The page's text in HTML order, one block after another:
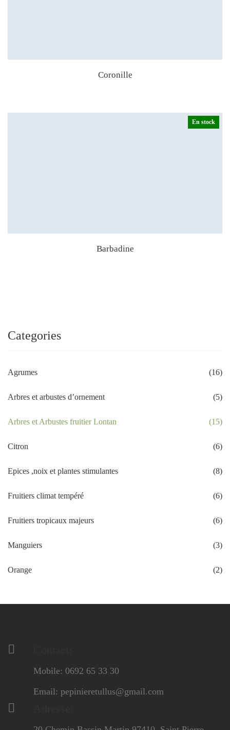
Coronille
En stock
Barbadine
Categories
Agrumes (16)
Arbres et arbustes d’ornement (5)
Arbres et Arbustes fruitier Lontan (15)
Citron (6)
Epices ,noix et plantes stimulantes (8)
Fruitiers climat tempéré (6)
Fruitiers tropicaux majeurs (6)
Manguiers (3)
Orange (2)
Mobile: 0692 65 33 30
Email: pepinieretullus@gmail.com